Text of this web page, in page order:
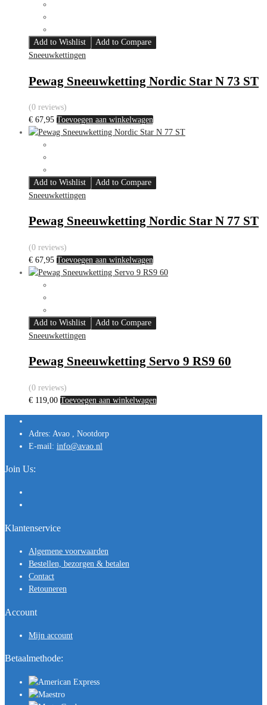
Add to Wishlist
Add to Compare
Sneeuwkettingen
Pewag Sneeuwketting Nordic Star N 73 ST
(0 reviews)
€ 67,95 Toevoegen aan winkelwagen
Add to Wishlist
Add to Compare
Sneeuwkettingen
Pewag Sneeuwketting Nordic Star N 77 ST
(0 reviews)
€ 67,95 Toevoegen aan winkelwagen
Add to Wishlist
Add to Compare
Sneeuwkettingen
Pewag Sneeuwketting Servo 9 RS9 60
(0 reviews)
€ 119,00 Toevoegen aan winkelwagen
Adres: Avao , Nootdorp
E-mail: info@avao.nl
Join Us:
Klantenservice
Algemene voorwaarden
Bestellen, bezorgen & betalen
Contact
Retouneren
Account
Mijn account
Betaalmethode: